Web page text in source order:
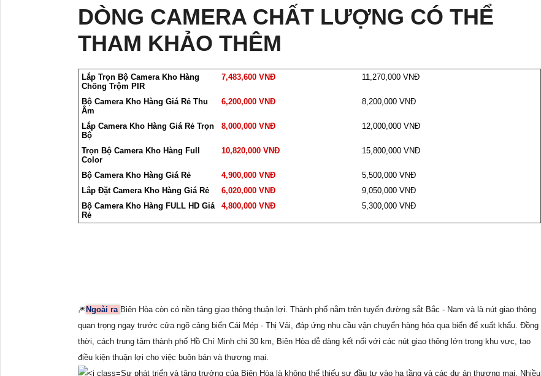
DÒNG CAMERA CHẤT LƯỢNG CÓ THỂ
THAM KHẢO THÊM
Lắp Trọn Bộ Camera Kho Hàng
Chống Trộm PIR
7,483,600 VNĐ 11,270,000 VNĐ
Bộ Camera Kho Hàng Giá Rẻ Thu
Âm
6,200,000 VNĐ 8,200,000 VNĐ
Lắp Camera Kho Hàng Giá Rẻ Trọn
Bộ
8,000,000 VNĐ 12,000,000 VNĐ
Trọn Bộ Camera Kho Hàng Full
Color
10,820,000 VNĐ 15,800,000 VNĐ
Bộ Camera Kho Hàng Giá Rẻ 4,900,000 VNĐ
5,500,000 VNĐ
Lắp Đặt Camera Kho Hàng Giá Rẻ
6,020,000 VNĐ
9,050,000 VNĐ
Bộ Camera Kho Hàng FULL HD Giá
Rẻ
4,800,000 VNĐ 5,300,000 VNĐ
🎆Ngoài ra Biên Hòa còn có nền tảng giao thông thuận lợi. Thành phố nằm trên tuyến đường sắt Bắc - Nam và là nút giao thông
quan trọng ngay trước cửa ngõ cảng biển Cái Mép - Thị Vải, đáp ứng nhu cầu vận chuyển hàng hóa qua biển để xuất khẩu. Đồng
thời, cách trung tâm thành phố Hồ Chí Minh chỉ 30 km, Biên Hòa dễ dàng kết nối với các nút giao thông lớn trong khu vực, tạo
điều kiện thuận lợi cho việc buôn bán và thương mại.
Sự phát triển và tăng trưởng của Biên Hòa là không thể thiếu sự đầu tư vào hạ tầng và các dự án thương mại. Nhiều